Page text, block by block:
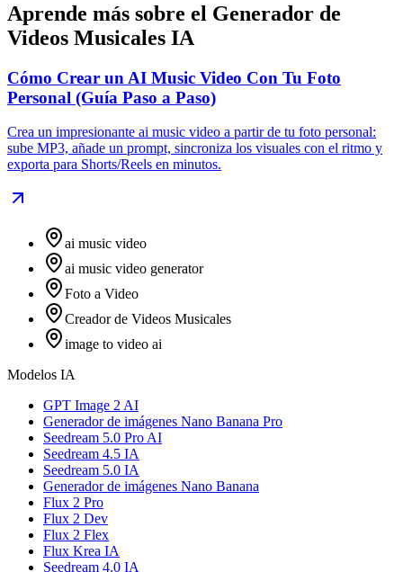
Aprende más sobre el Generador de
Videos Musicales IA
Cómo Crear un AI Music Video Con Tu Foto
Personal (Guía Paso a Paso)
Crea un impresionante ai music video a partir de tu foto personal:
sube MP3, añade un prompt, sincroniza los visuales con el ritmo y
exporta para Shorts/Reels en minutos.
ai music video
ai music video generator
Foto a Video
Creador de Videos Musicales
image to video ai
Modelos IA
GPT Image 2 AI
Generador de imágenes Nano Banana Pro
Seedream 5.0 Pro AI
Seedream 4.5 IA
Seedream 5.0 IA
Generador de imágenes Nano Banana
Flux 2 Pro
Flux 2 Dev
Flux 2 Flex
Flux Krea IA
Seedream 4.0 IA